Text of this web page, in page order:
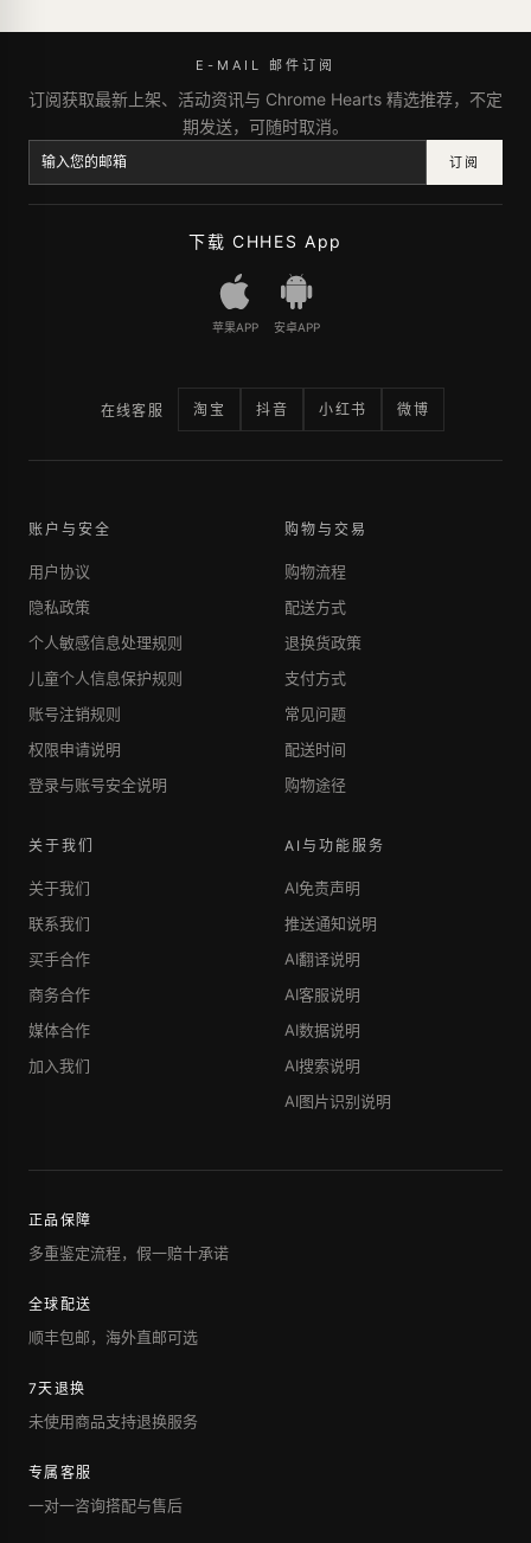
E-MAIL 邮件订阅
订阅获取最新上架、活动资讯与 Chrome Hearts 精选推荐，不定
期发送，可随时取消。
订阅
下载 CHHES App
苹果APP 安卓APP
在线客服 淘宝 抖音 小红书 微博
账户与安全
用户协议
隐私政策
个人敏感信息处理规则
儿童个人信息保护规则
账号注销规则
权限申请说明
登录与账号安全说明
购物与交易
购物流程
配送方式
退换货政策
支付方式
常见问题
配送时间
购物途径
关于我们
关于我们
联系我们
买手合作
商务合作
媒体合作
加入我们
AI与功能服务
AI免责声明
推送通知说明
AI翻译说明
AI客服说明
AI数据说明
AI搜索说明
AI图片识别说明
正品保障
多重鉴定流程，假一赔十承诺
全球配送
顺丰包邮，海外直邮可选
7天退换
未使用商品支持退换服务
专属客服
一对一咨询搭配与售后